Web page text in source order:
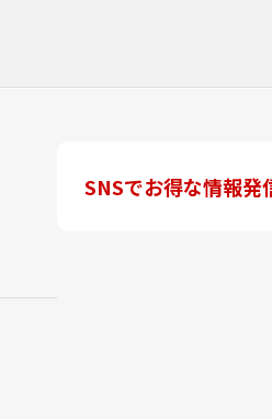
SNSでお得な情報発